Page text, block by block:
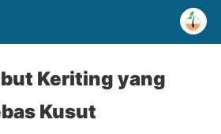
Keriting yang
Kusut